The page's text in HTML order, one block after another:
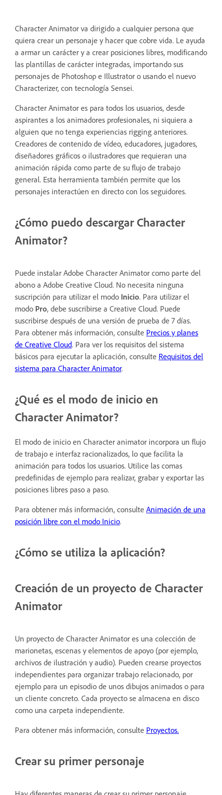
Character Animator va dirigido a cualquier persona que
quiera crear un personaje y hacer que cobre vida. Le ayuda
a armar un carácter y a crear posiciones libres, modificando
las plantillas de carácter integradas, importando sus
personajes de Photoshop e Illustrator o usando el nuevo
Characterizer, con tecnología Sensei.
Character Animator es para todos los usuarios, desde
aspirantes a los animadores profesionales, ni siquiera a
alguien que no tenga experiencias rigging anteriores.
Creadores de contenido de vídeo, educadores, jugadores,
diseñadores gráficos o ilustradores que requieran una
animación rápida como parte de su flujo de trabajo
general. Esta herramienta también permite que los
personajes interactúen en directo con los seguidores.
¿Cómo puedo descargar Character
Animator?
Puede instalar Adobe Character Animator como parte del
abono a Adobe Creative Cloud. No necesita ninguna
suscripción para utilizar el modo Inicio. Para utilizar el
modo Pro, debe suscribirse a Creative Cloud. Puede
suscribirse después de una versión de prueba de 7 días.
Para obtener más información, consulte Precios y planes
de Creative Cloud. Para ver los requisitos del sistema
básicos para ejecutar la aplicación, consulte Requisitos del
sistema para Character Animator.
¿Qué es el modo de inicio en
Character Animator?
El modo de inicio en Character animator incorpora un flujo
de trabajo e interfaz racionalizados, lo que facilita la
animación para todos los usuarios. Utilice las comas
predefinidas de ejemplo para realizar, grabar y exportar las
posiciones libres paso a paso.
Para obtener más información, consulte Animación de una
posición libre con el modo Inicio.
¿Cómo se utiliza la aplicación?
Creación de un proyecto de Character
Animator
Un proyecto de Character Animator es una colección de
marionetas, escenas y elementos de apoyo (por ejemplo,
archivos de ilustración y audio). Pueden crearse proyectos
independientes para organizar trabajo relacionado, por
ejemplo para un episodio de unos dibujos animados o para
un cliente concreto. Cada proyecto se almacena en disco
como una carpeta independiente.
Para obtener más información, consulte Proyectos.
Crear su primer personaje